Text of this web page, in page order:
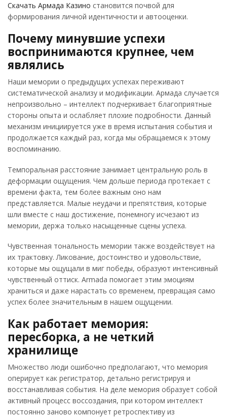
Скачать Армада Казино становится почвой для
формирования личной идентичности и автооценки.
Почему минувшие успехи
воспринимаются крупнее, чем
являлись
Наши мемории о предыдущих успехах переживают
систематической анализу и модификации. Армада случается
непроизвольно – интеллект подчеркивает благоприятные
стороны опыта и ослабляет плохие подробности. Данный
механизм инициируется уже в время испытания события и
продолжается каждый раз, когда мы обращаемся к этому
воспоминанию.
Темпоральная расстояние занимает центральную роль в
деформации ощущения. Чем дольше периода протекает с
времени факта, тем более важным оно нам
представляется. Малые неудачи и препятствия, которые
шли вместе с наш достижение, понемногу исчезают из
мемории, держа только насыщенные сцены успеха.
Чувственная тональность мемории также воздействует на
их трактовку. Ликование, достоинство и удовольствие,
которые мы ощущали в миг победы, образуют интенсивный
чувственный оттиск. Armada помогает этим эмоциям
храниться и даже нарастать со временем, превращая само
успех более значительным в нашем ощущении.
Как работает мемория:
пересборка, а не четкий
хранилище
Множество люди ошибочно предполагают, что мемория
оперирует как регистратор, детально регистрируя и
восстанавливая события. На деле мемория образует собой
активный процесс воссоздания, при котором интеллект
постоянно заново компонует ретроспективу из